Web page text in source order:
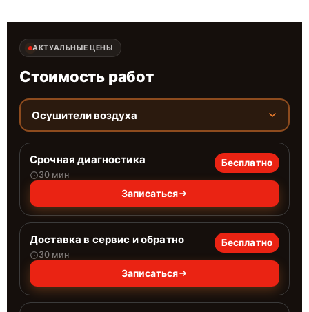
АКТУАЛЬНЫЕ ЦЕНЫ
Стоимость работ
Осушители воздуха
Срочная диагностика
30 мин
Бесплатно
Записаться
Доставка в сервис и обратно
30 мин
Бесплатно
Записаться